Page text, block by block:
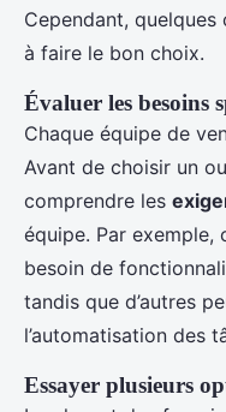
Cependant,
à faire le bon choix.
Évaluer les besoins
Chaque équipe de
Avant de choisir un
comprendre les
équipe. Par exemple,
besoin de
tandis que d’autres
l’automatisation des
Essayer plusieurs